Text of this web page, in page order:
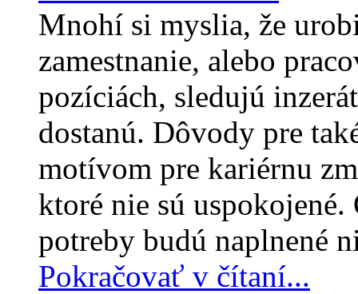
Mnohí si myslia, že
zamestnanie, alebo
pozíciách, sledujú
dostanú. Dôvody pre
motívom pre kariérnu
ktoré nie sú uspokojené.
potreby budú naplnené
Pokračovať v čítaní...